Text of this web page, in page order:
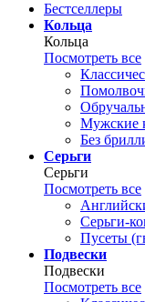
Бестселлеры
Кольца
Кольца
Посмотреть все
Мужские
Без
Серьги
Серьги
Посмотреть все
Серьги-
Пусеты
Подвески
Подвески
Посмотреть все